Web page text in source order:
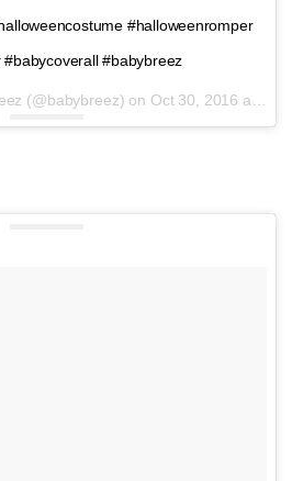
#halloweenromper
#babybreez
(@babybreez) on Oct 30, 2016 at 1:25pm PDT